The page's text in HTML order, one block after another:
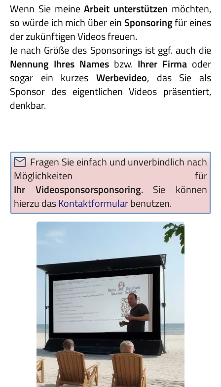
Wenn Sie meineArbeit unterstützen möchten,
so würde ich mich über einSponsoringfür eines
der zukünftigen Videos freuen.
Je nach Größe des Sponsorings ist ggf. auch die
Nennung Ihres Names bzw. Ihrer Firma oder
sogar ein kurzes Werbevideo, das Sie als
Sponsor des eigentlichen Videos präsentiert,
denkbar.
Fragen Sie einfach und unverbindlich nach
Möglichkeiten für
Ihr Videosponsorsponsoring. Sie können
hierzu dasKontaktformularbenutzen.